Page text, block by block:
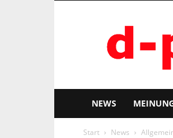
pixx
NEWS
Start News